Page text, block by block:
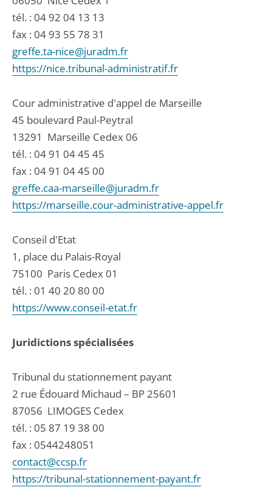
tél. : 04 92 04 13 13
fax : 04 93 55 78 31
greffe.ta-nice@juradm.fr
https://nice.tribunal-administratif.fr
Cour administrative d'appel de Marseille
45 boulevard Paul-Peytral
13291 Marseille Cedex 06
tél. : 04 91 04 45 45
fax : 04 91 04 45 00
greffe.caa-marseille@juradm.fr
https://marseille.cour-administrative-appel.fr
Conseil d'Etat
1, place du Palais-Royal
75100 Paris Cedex 01
tél. : 01 40 20 80 00
https://www.conseil-etat.fr
Juridictions spécialisées
Tribunal du stationnement payant
2 rue Édouard Michaud – BP 25601
87056 LIMOGES Cedex
tél. : 05 87 19 38 00
fax : 0544248051
contact@ccsp.fr
https://tribunal-stationnement-payant.fr